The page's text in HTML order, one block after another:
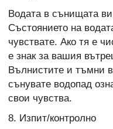
Водата в сънищата
Състоянието на
чувствате. Ако тя е
е знак за вашия
Вълнистите и тъмни
сънувате водопад
свои чувства.
8. Изпит/контролно